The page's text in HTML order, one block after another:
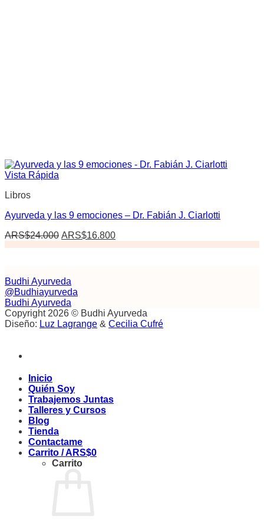
Vista Rápida
Libros
Ayurveda y las 9 emociones – Dr. Fabián J. Ciarlotti
ARS$24.000 El
ARS$24.000.
ARS$16.800El
Budhi Ayurveda
@Budhiayurveda
Budhi Ayurveda
Copyright 2026 © Budhi Ayurveda
Diseño: Luz Lagrange & Cecilia Cufré
Inicio
Quién Soy
Trabajemos Juntas
Talleres y Cursos
Blog
Tienda
Contactame
Carrito /ARS$0
Carrito